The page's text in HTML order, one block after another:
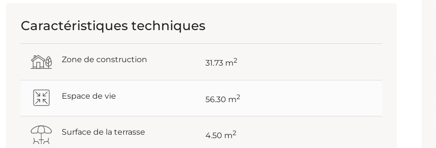
Caractéristiques techniques
Zone de construction 31.73 m2
Espace de vie 56.30 m2
Surface de la terrasse 4.50 m2